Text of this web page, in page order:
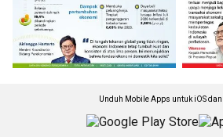
Unduh Mobile Apps untuk iOS